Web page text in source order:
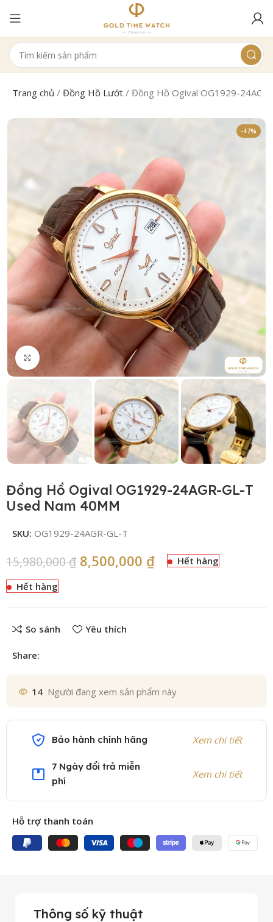
Trang chủ /Đồng Hồ Lướt /Đồng Hồ Ogival OG1929-
-47%
Click to enlarge
Đồng Hồ Ogival OG1929-24AGR-GL-T
Used Nam 40MM
SKU:OG1929-24AGR-GL-T
15,980,000₫ 8,500,000 ₫ Hết hàng
Hết hàng
So sánh Yêu thích
Share:
14 Người đang xem sản phẩm này
Bảo hành chính hãng Xem chi tiết
7 Ngày đổi trả miễn
phí
Xem chi tiết
Hỗ trợ thanh toán
Thông số kỹ thuật